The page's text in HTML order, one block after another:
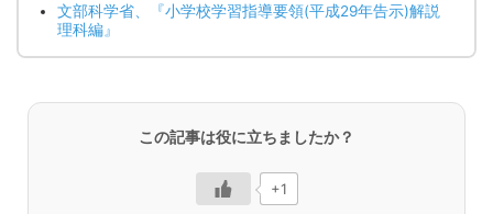
文部科学省、『小学校学習指導要領(平成29年告示)解説
理科編』
この記事は役に立ちましたか？
+1